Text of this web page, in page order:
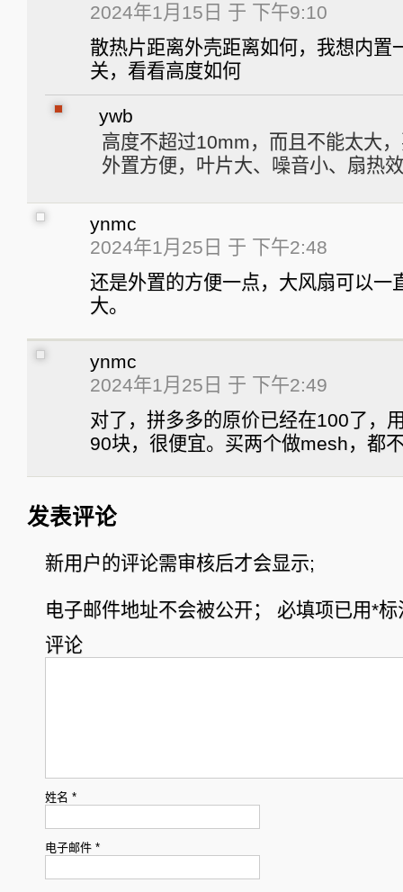
2024年1月15日 于 下午9:10
散热片距离外壳距离如何，我想内置
关，看看高度如何
ywb
高度不超过10mm，而且不能太大
外置方便，叶片大、噪音小、扇热
ynmc
2024年1月25日 于 下午2:48
还是外置的方便一点，大风扇可以一
大。
ynmc
2024年1月25日 于 下午2:49
对了，拼多多的原价已经在100了，
90块，很便宜。买两个做mesh，都
发表评论
新用户的评论需审核后才会显示;
电子邮件地址不会被公开； 必填项已用*标
评论
姓名 *
电子邮件 *